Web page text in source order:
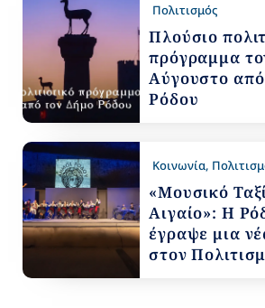
Πολιτισμός
Πλούσιο
πρόγραμμα
Αύγουστο
Ρόδου
Κοινωνία,
«Μουσικό
Αιγαίο»: Η
έγραψε μια
στον